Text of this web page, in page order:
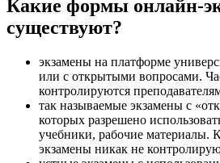
Какие формы онлайн-
существуют?
экзамены на платформе
или с открытыми вопросами.
контролируются
так называемые экзамены с
которых разрешено
учебники, рабочие материалы.
экзамены никак не